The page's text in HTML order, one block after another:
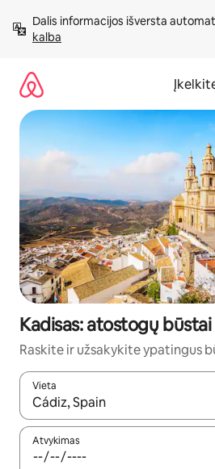
prie
turinio
Dalis informacijos išversta
kalba
Kadisas: atostogų būstai
Raskite ir užsakykite ypatingus
Vieta
Kai pasirodys paieškos rezultatai,
Atvykimas